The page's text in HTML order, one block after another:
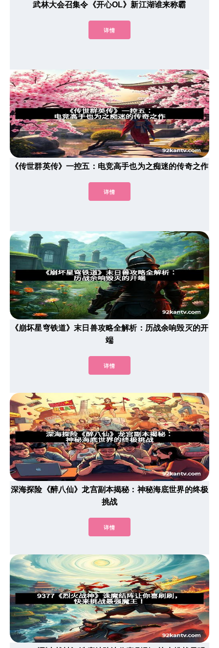
武林大会召集令《开心OL》新江湖谁来称霸
详情
《传世群英传》一控五：电竞高手也为之痴迷的传奇之作
详情
《崩坏星穹铁道》末日兽攻略全解析：历战余响毁灭的开
端
详情
深海探险《醉八仙》龙宫副本揭秘：神秘海底世界的终极
挑战
详情